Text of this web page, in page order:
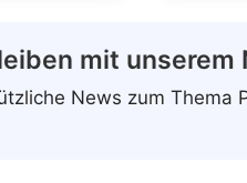
mit unserem
News zum Thema